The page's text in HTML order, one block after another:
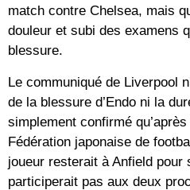
match contre Chelsea, mais
douleur et subi des examens
blessure.
Le communiqué de Liverpool
de la blessure d’Endo ni la
simplement confirmé
Fédération japonaise de
joueur resterait à Anfield pour
participerait pas aux deux